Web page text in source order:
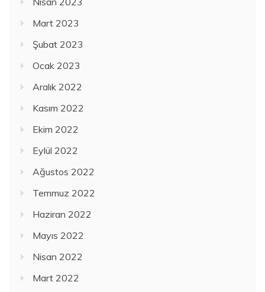
Mart 2023
Şubat 2023
Ocak 2023
Aralık 2022
Kasım 2022
Ekim 2022
Eylül 2022
Ağustos 2022
Temmuz 2022
Haziran 2022
Mayıs 2022
Nisan 2022
Mart 2022